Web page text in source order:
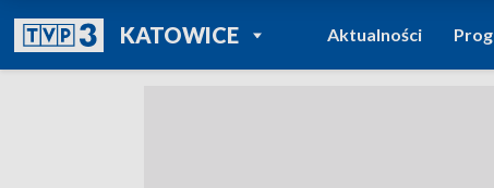
KATOWICEPOWRÓT DO
TVP REGIONY
Aktualności